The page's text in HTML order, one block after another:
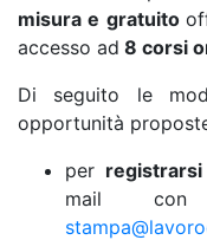
misura e gratuito
accesso ad 8 corsi
Di seguito le
opportunità
per
mail